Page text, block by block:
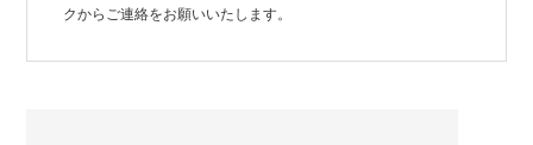
クからご連絡をお願いいたします。